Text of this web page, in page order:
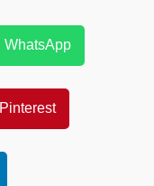
WhatsApp
Pinterest